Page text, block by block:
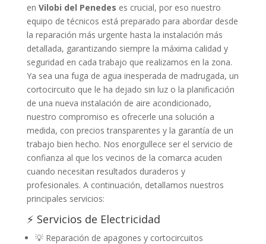
en Vilobi del Penedes es crucial, por eso nuestro
equipo de técnicos está preparado para abordar desde
la reparación más urgente hasta la instalación más
detallada, garantizando siempre la máxima calidad y
seguridad en cada trabajo que realizamos en la zona.
Ya sea una fuga de agua inesperada de madrugada, un
cortocircuito que le ha dejado sin luz o la planificación
de una nueva instalación de aire acondicionado,
nuestro compromiso es ofrecerle una solución a
medida, con precios transparentes y la garantía de un
trabajo bien hecho. Nos enorgullece ser el servicio de
confianza al que los vecinos de la comarca acuden
cuando necesitan resultados duraderos y
profesionales. A continuación, detallamos nuestros
principales servicios:
⚡ Servicios de Electricidad
💡 Reparación de apagones y cortocircuitos